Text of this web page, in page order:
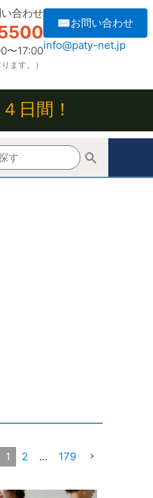
合わせ
〜17:00
ます。）
✉お問い合わせ
info@paty-net.jp
日間！
1 2 … 179